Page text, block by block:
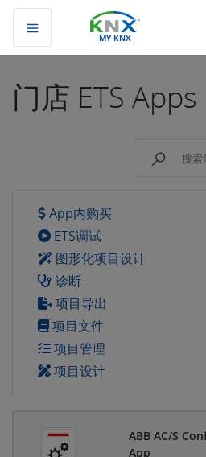
MY KNX
门店 ETS Apps
App内购买
ETS调试
图形化项目设计
诊断
项目导出
项目文件
项目管理
项目设计
ABB AC/S
App